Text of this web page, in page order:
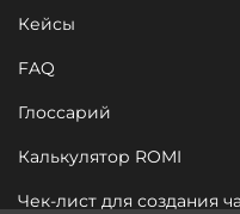
Кейсы
FAQ
Глоссарий
Калькулятор ROMI
Чек-лист для создания